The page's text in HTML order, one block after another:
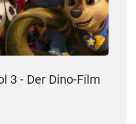
3 - Der Dino-Film